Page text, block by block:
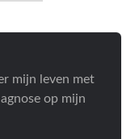
mijn leven met
op mijn